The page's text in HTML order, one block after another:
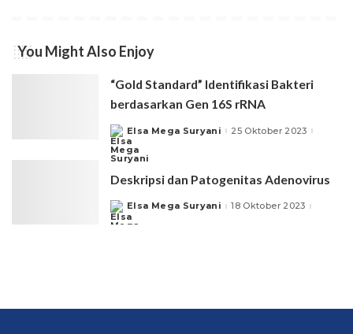
You Might Also Enjoy
“Gold Standard” Identifikasi Bakteri
berdasarkan Gen 16S rRNA
Posted
by
Elsa Mega Suryani 25 Oktober 2023
Deskripsi dan Patogenitas Adenovirus
Posted
by
Elsa Mega Suryani 18 Oktober 2023